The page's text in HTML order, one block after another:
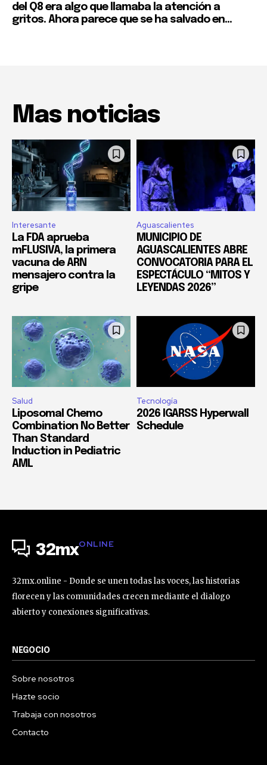
del Q8 era algo que llamaba la atención a
gritos. Ahora parece que se ha salvado en...
Mas noticias
Interesante
La FDA aprueba
mFLUSIVA, la primera
vacuna de ARN
mensajero contra la
gripe
Aguascalientes
MUNICIPIO DE
AGUASCALIENTES ABRE
CONVOCATORIA PARA EL
ESPECTÁCULO “MITOS Y
LEYENDAS 2026”
Salud
Liposomal Chemo
Combination No Better
Than Standard
Induction in Pediatric
AML
Tecnología
2026 IGARSS Hyperwall
Schedule
32mxONLINE
32mx.online - Donde se unen todas las voces, las historias
florecen y las comunidades crecen mediante el dialogo
abierto y conexiones significativas.
NEGOCIO
Sobre nosotros
Hazte socio
Trabaja con nosotros
Contacto